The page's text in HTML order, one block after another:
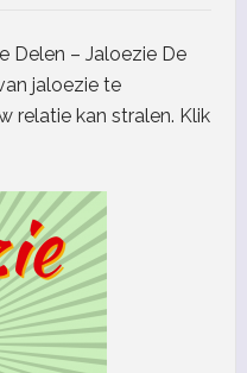
Delen – Jaloezie De
jaloezie te
relatie kan stralen. Klik